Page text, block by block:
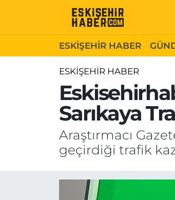
ESKİŞEHİR HABER
ESKİŞEHİR HABER
Sarıkaya
Araştırmacı
geçirdiği trafik
ESKİŞEHİR HABER
SİYASET
Gizlilik Politikası
Hakkımızda
İletişim
Künye
Odunpazarı Hava Durumu
Odunpazarı Trafik Yoğunluk
Süper Lig Puan Durumu ve
Tüm Manşetler
Son Dakika Haberleri